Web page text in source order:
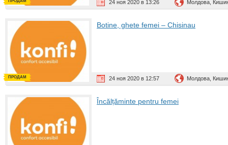
24 ноя 2020 в 13:26 Молдова,
Botine, ghete femei – Chisinau
24 ноя 2020 в 12:57 Молдова,
ПРОДАМ
Încălțăminte pentru femei